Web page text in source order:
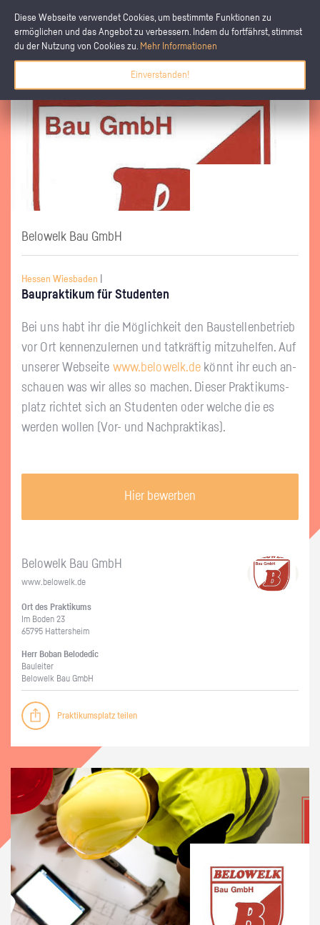
Diese Webseite verwendet Cookies, um bestimmte Funktionen zu
ermöglichen und das Angebot zu verbessern. Indem du fortfährst, stimmst
du der Nutzung von Cookies zu. Mehr Informationen
Einverstanden!
Belowelk Bau GmbH
Hessen Wiesbaden
Bau­prak­ti­kum für Stu­den­ten
Bei uns habt ihr die Mög­lich­keit den Bau­stel­len­be­trieb
vor Ort ken­nen­zu­ler­nen und tat­kräf­tig mit­zu­hel­fen. Auf
un­se­rer Web­sei­te www.​belowelk.​de könnt ihr euch an­
schau­en was wir alles so ma­chen. Die­ser Prak­ti­kums­
platz rich­tet sich an Stu­den­ten oder wel­che die es
wer­den wol­len (Vor- und Nach­prak­ti­kas).
Hier bewerben
Be­lo­welk Bau GmbH
www.​belowelk.​de
Ort des Prak­ti­kums
Im Boden 23
65795 Hat­ters­heim
Herr Boban Be­lo­de­dic
Bau­lei­ter
Be­lo­welk Bau GmbH
Praktikumsplatz teilen